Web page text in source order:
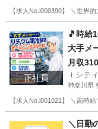
【求人No.i000390】 ＼世界
その他
正社員
🎵時給
大手メ
月収
ｉシテ
神奈川県
【求人No.i001021】 ＼高時
その他
＼日勤